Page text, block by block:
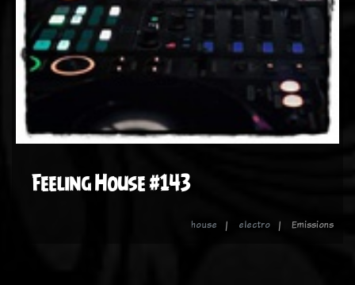
Feeling House #143
house electro Emissions